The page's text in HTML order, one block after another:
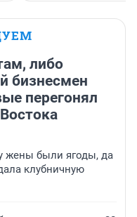
либо
бизнесмен
перегонял
жены были ягоды, да
клубничную